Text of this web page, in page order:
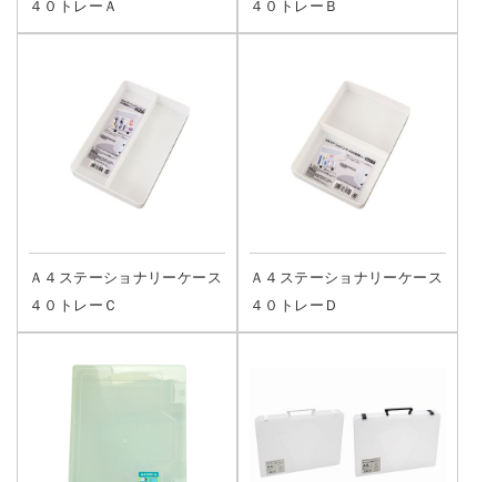
４０トレーＡ
４０トレーＢ
Ａ４ステーショナリーケース
４０トレーＣ
Ａ４ステーショナリーケース
４０トレーＤ